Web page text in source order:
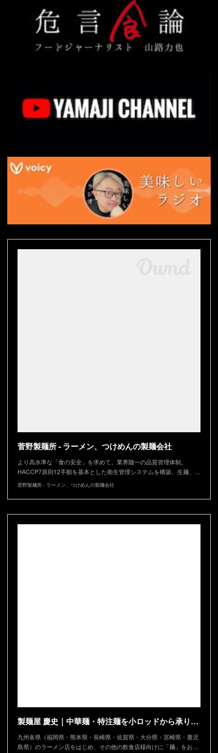
菅野製麺所 - ラーメン、つけめんの製麺会社
より高水準な「食の安全」を求めて。業界随一の品質管理体制。
HACCP7原則12手順を基本とした衛生管理システムを構築。生麺、…
菅野製麺所 - ラーメン、つけめんの製麺会社
製麺屋 慶史｜中華麺・特注麺を小ロッドから承ります
九州各県（福岡県・熊本県・長崎県・佐賀県・大分県・宮崎県・鹿児
島県）のラーメン店をはじめ、その他の飲食店様向けに「麺」をお…